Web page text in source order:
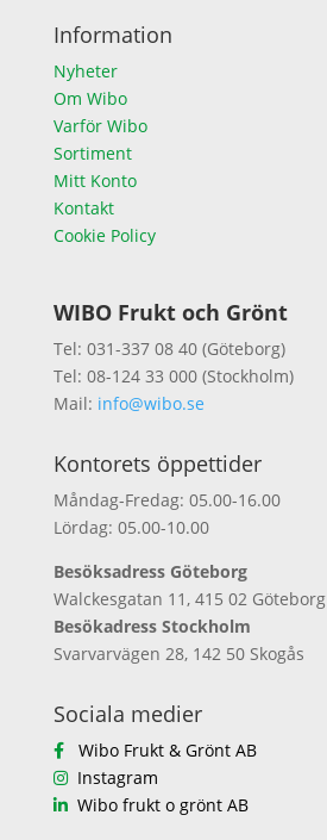
Information
Nyheter
Om Wibo
Varför Wibo
Sortiment
Mitt Konto
Kontakt
Cookie Policy
WIBO Frukt och Grönt
Tel: 031-337 08 40 (Göteborg)
Tel: 08-124 33 000 (Stockholm)
Mail: info@wibo.se
Kontorets öppettider
Måndag-Fredag: 05.00-16.00
Lördag: 05.00-10.00
Besöksadress Göteborg
Walckesgatan 11, 415 02 Göteborg
Besökadress Stockholm
Svarvarvägen 28, 142 50 Skogås
Sociala medier
Wibo Frukt & Grönt AB
Instagram
Wibo frukt o grönt AB